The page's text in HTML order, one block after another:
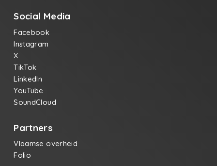
Social Media
Facebook
Instagram
X
TikTok
LinkedIn
YouTube
SoundCloud
Partners
Vlaamse overheid
Folio